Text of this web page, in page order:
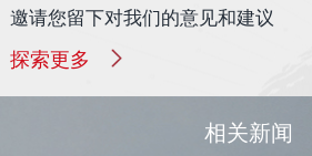
邀请您留下对我们的意见和建议
探索更多
相关新闻